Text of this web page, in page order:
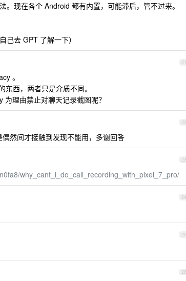
现在各个 Android 都有内置，可能滞后，管不过来。
己去 GPT 了解一下）
21
。
西，两者只是介质不同。
理由禁止对聊天记录截图呢？
22
然间才接触到发现不能用，多谢回答
23
why_cant_i_do_call_recording_with_pixel_7_pro/
24
25
26